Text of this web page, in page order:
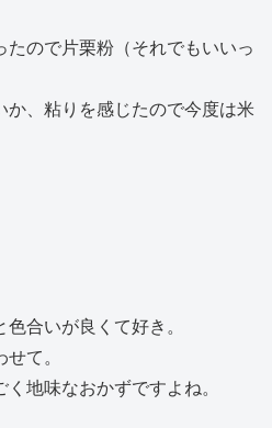
ので片栗粉（それでもいいっ
、粘りを感じたので今度は米
合いが良くて好き。
て。
地味なおかずですよね。